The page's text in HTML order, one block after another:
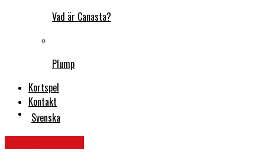
Vad är Canasta?
Plump
Kortspel
Kontakt
Svenska